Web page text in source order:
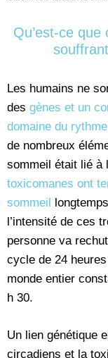
Qu’est-ce
Les humains ne
des gènes et un
domaine du
de nombreux
sommeil était lié à
toxicomanes ont
sommeil
l’intensité de ces
personne va
cycle de 24
monde entier
h 30.
Un lien génétique
circadiens et la